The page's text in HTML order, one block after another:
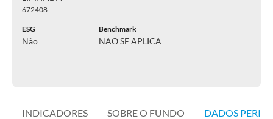
672408
ESG
Não
Benchmark
NÃO SE APLICA
INDICADORES SOBRE O FUNDO DADOS